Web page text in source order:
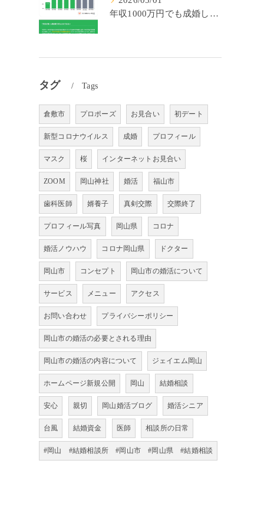
年収1000万円でも成婚しやすいとは限らない? 「年収帯別の成婚率」のリアル
タグ Tags
倉敷市 プロポーズ お見合い 初デート
新型コロナウイルス 成婚 プロフィール
マスク 桜 インターネットお見合い
ZOOM 岡山神社 婚活 福山市
歯科医師 婿養子 真剣交際 交際終了
プロフィール写真 岡山県 コロナ
婚活ノウハウ コロナ岡山県 ドクター
岡山市 コンセプト 岡山市の婚活について
サービス メニュー アクセス
お問い合わせ プライバシーポリシー
岡山市の婚活の必要とされる理由
岡山市の婚活の内容について ジェイエム岡山
ホームページ新規公開 岡山 結婚相談
安心 親切 岡山婚活ブログ 婚活シニア
台風 結婚資金 医師 相談所の日常
#岡山 #結婚相談所 #岡山市 #岡山県 #結婚相談